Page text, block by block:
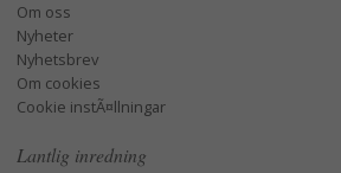
Om oss
Nyheter
Nyhetsbrev
Om cookies
Cookie instÃ¤llningar
Lantlig inredning